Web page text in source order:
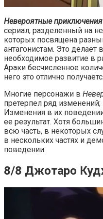
Невероятные
сериал, разделенный на
которых посвящена
антагонистам. Это
необходимое развитие в
Араки бесчисленное
него это отлично
Многие персонажи в
претерпел ряд
Изменения в их
ее результат. Хотя
всю часть, в некоторых
в нескольких частях и
поведении.
8/8 Джотаро